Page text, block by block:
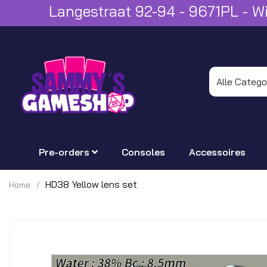
Langestraat 92-94 - 9671PL -
Pre-orders Consoles Accessoires
Home HD38 Yellow lens set